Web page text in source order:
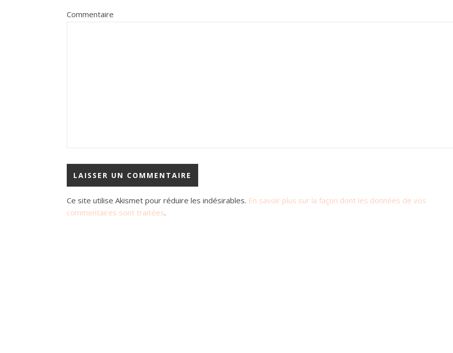
Commentaire
Ce site utilise Akismet pour réduire les indésirables. En savoir plus sur la façon dont les données de vos
commentaires sont traitées.